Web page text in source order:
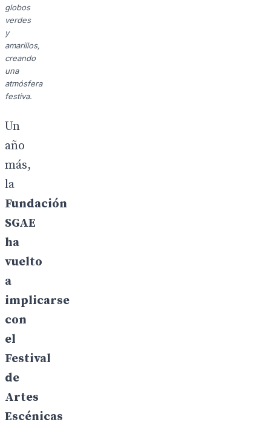
globos
verdes
y
amarillos,
creando
una
atmósfera
festiva.
Un
año
más,
la
Fundación
SGAE
ha
vuelto
a
implicarse
con
el
Festival
de
Artes
Escénicas